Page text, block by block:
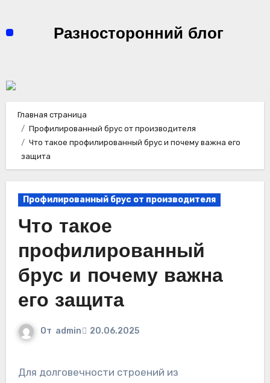
содержимомуРазносторонний блог
Главная страница
Профилированный брус от производителя
Что такое профилированный брус и почему важна его
защита
Профилированный брус от производителя
Что такое
профилированный
брус и почему важна
его защита
От admin 20.06.2025
Для долговечности строений из